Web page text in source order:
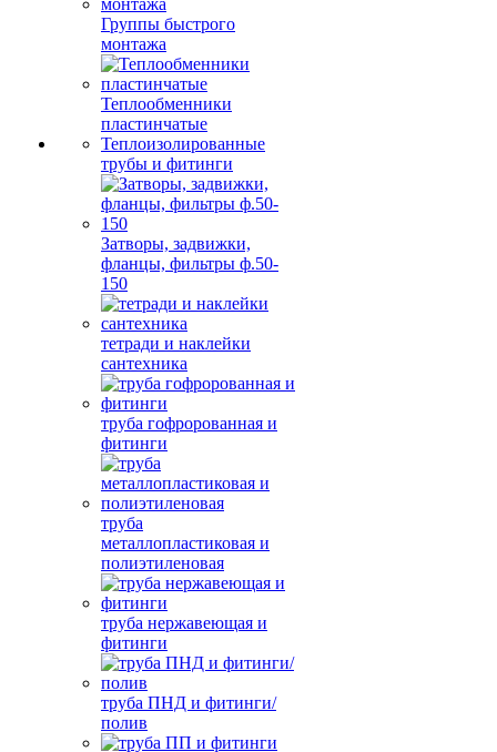
Группы быстрого
монтажа
Теплообменники
пластинчатые
Теплоизолированные
трубы и фитинги
Затворы, задвижки,
фланцы, фильтры ф.50-
150
тетради и наклейки
сантехника
труба гофророванная и
фитинги
труба
металлопластиковая и
полиэтиленовая
труба нержавеющая и
фитинги
труба ПНД и фитинги/
полив